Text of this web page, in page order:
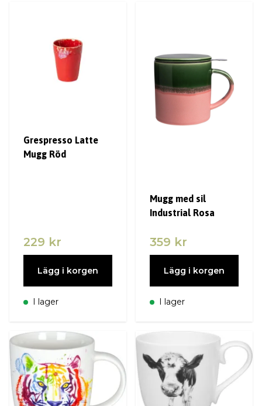
Grespresso Latte
Mugg Röd
229 kr
Lägg i korgen
I lager
Mugg med sil
Industrial Rosa
359 kr
Lägg i korgen
I lager